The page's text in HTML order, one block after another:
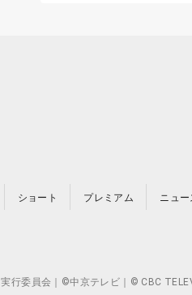
ショート プレミアム ニュー
行委員会｜©中京テレビ｜© CBC